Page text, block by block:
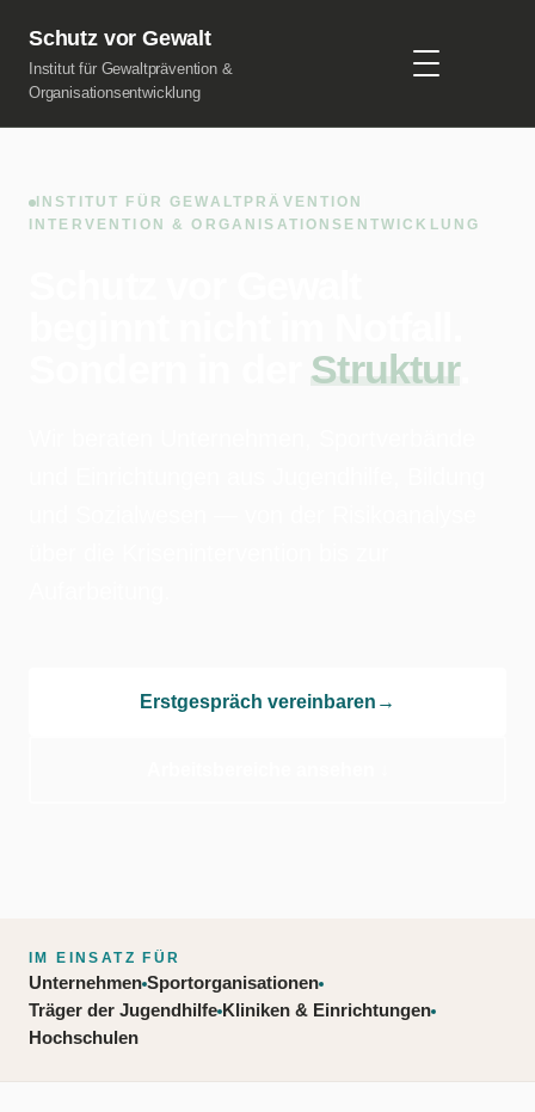
Schutz vor Gewalt
Institut für Gewaltprävention &
Organisationsentwicklung
INSTITUT FÜR GEWALTPRÄVENTION
INTERVENTION & ORGANISATIONSENTWICKLUNG
Struktur.
Erstgespräch vereinbaren →
IM EINSATZ FÜR
Unternehmen Sportorganisationen
Träger der Jugendhilfe Kliniken & Einrichtungen
Hochschulen